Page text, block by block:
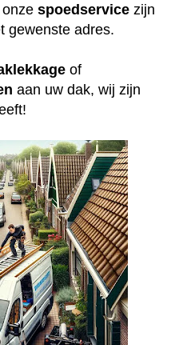
spoedservice zijn
gewenste adres.
of
aan uw dak, wij zijn